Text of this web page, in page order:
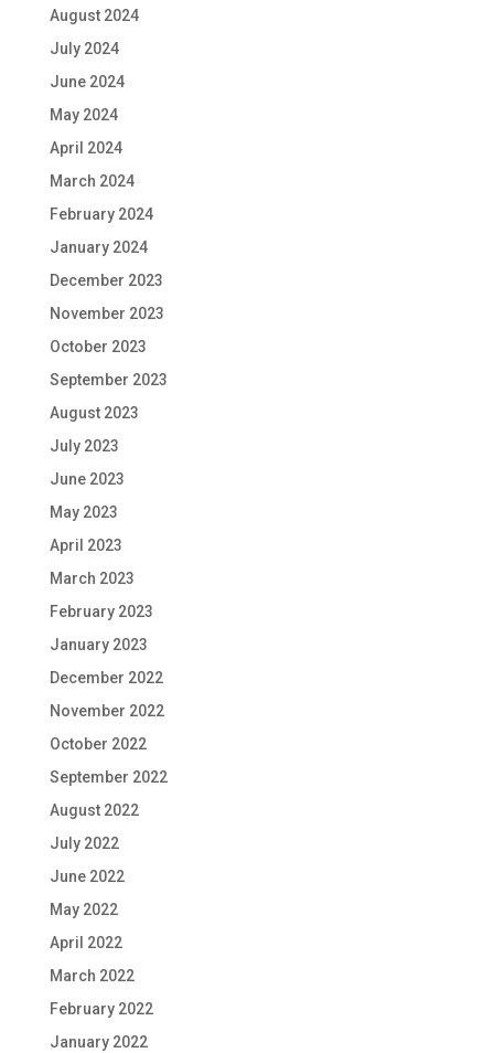
August 2024
July 2024
June 2024
May 2024
April 2024
March 2024
February 2024
January 2024
December 2023
November 2023
October 2023
September 2023
August 2023
July 2023
June 2023
May 2023
April 2023
March 2023
February 2023
January 2023
December 2022
November 2022
October 2022
September 2022
August 2022
July 2022
June 2022
May 2022
April 2022
March 2022
February 2022
January 2022